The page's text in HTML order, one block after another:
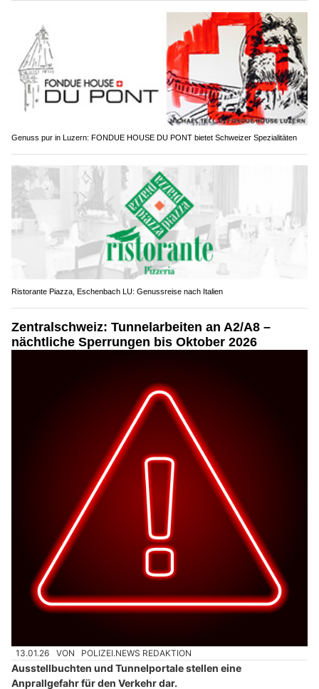
Genuss pur in Luzern: FONDUE HOUSE DU PONT bietet Schweizer Spezialitäten
Ristorante Piazza, Eschenbach LU: Genussreise nach Italien
Zentralschweiz: Tunnelarbeiten an A2/A8 –
nächtliche Sperrungen bis Oktober 2026
13.01.26 VON POLIZEI.NEWS REDAKTION
Ausstellbuchten und Tunnelportale stellen eine
Anprallgefahr für den Verkehr dar.